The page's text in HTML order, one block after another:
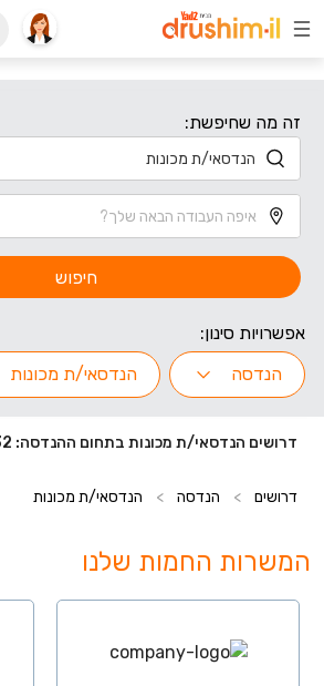
זה מה שחיפשת:
חיפוש
אפשרויות סינון:
הנדסה
הנדסאי/ת מכונות
דרושים הנדסאי/ת מכונות בתחום ההנדסה: 232 משרות חדשות
דרושים > הנדסה > הנדסאי/ת מכונות
המשרות החמות שלנו